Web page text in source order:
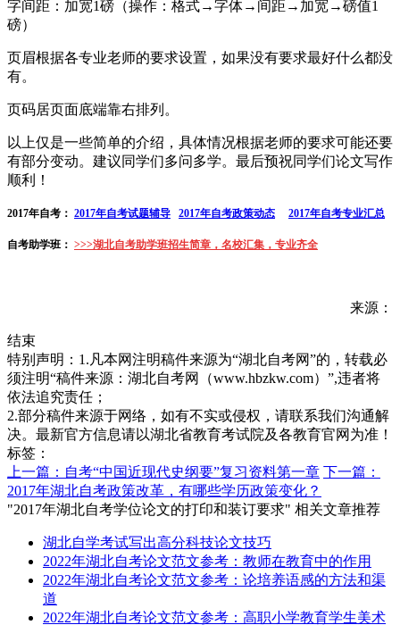
字间距：加宽1磅（操作：格式→字体→间距→加宽→磅值1
磅）
页眉根据各专业老师的要求设置，如果没有要求最好什么都没
有。
页码居页面底端靠右排列。
以上仅是一些简单的介绍，具体情况根据老师的要求可能还要
有部分变动。建议同学们多问多学。最后预祝同学们论文写作
顺利！
2017年自考： 2017年自考试题辅导 2017年自考政策动态 2017年自考专业汇总
自考助学班： >>>湖北自考助学班招生简章，名校汇集，专业齐全
来源：
结束
特别声明：1.凡本网注明稿件来源为“湖北自考网”的，转载必
须注明“稿件来源：湖北自考网（www.hbzkw.com）”,违者将
依法追究责任；
2.部分稿件来源于网络，如有不实或侵权，请联系我们沟通解
决。最新官方信息请以湖北省教育考试院及各教育官网为准！
标签：
上一篇：自考“中国近现代史纲要”复习资料第一章 下一篇：
2017年湖北自考政策改革，有哪些学历政策变化？
"2017年湖北自考学位论文的打印和装订要求" 相关文章推荐
湖北自学考试写出高分科技论文技巧
2022年湖北自考论文范文参考：教师在教育中的作用
2022年湖北自考论文范文参考：论培养语感的方法和渠
道
2022年湖北自考论文范文参考：高职小学教育学生美术